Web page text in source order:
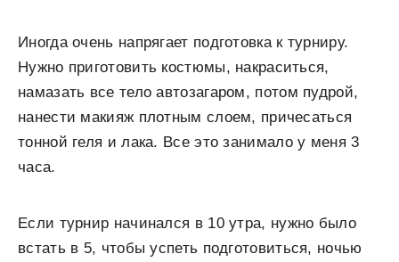
Иногда очень напрягает подготовка к турниру.
Нужно приготовить костюмы, накраситься,
намазать все тело автозагаром, потом пудрой,
нанести макияж плотным слоем, причесаться
тонной геля и лака. Все это занимало у меня 3
часа.
Если турнир начинался в 10 утра, нужно было
встать в 5, чтобы успеть подготовиться, ночью